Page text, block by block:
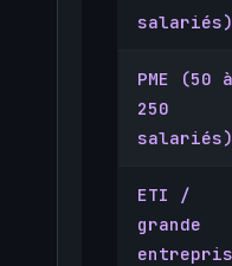
salariés)
PME (50 à
250
salariés)
ETI /
grande